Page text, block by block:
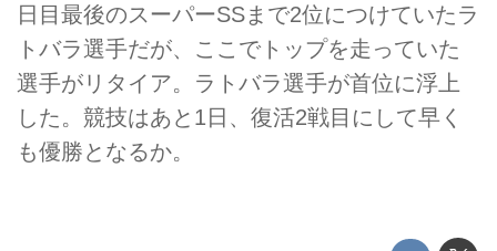
日目最後のスーパーSSまで2位につけていたラ
トバラ選手だが、ここでトップを走っていた
選手がリタイア。ラトバラ選手が首位に浮上
した。競技はあと1日、復活2戦目にして早く
も優勝となるか。